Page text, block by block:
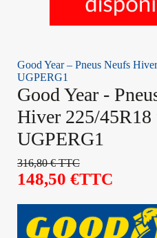
Good Year – Pneus Neufs
UGPERG1
Good Year -
Hiver 225/
UGPERG1
316,80€TTC
148,50 €TTC